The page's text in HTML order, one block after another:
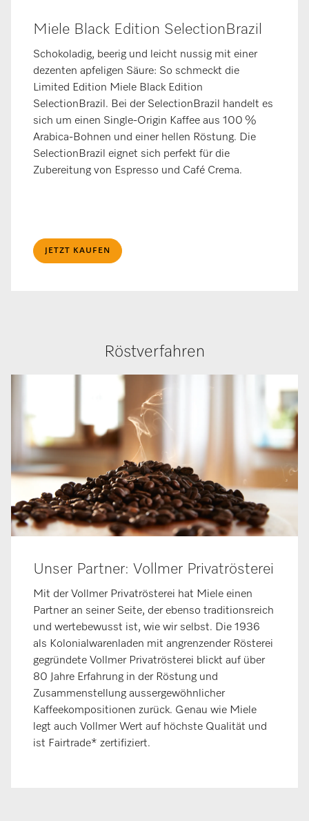
Miele Black Edition SelectionBrazil
Schokoladig, beerig und leicht nussig mit einer
dezenten apfeligen Säure: So schmeckt die
Limited Edition Miele Black Edition
SelectionBrazil. Bei der SelectionBrazil handelt es
sich um einen Single-Origin Kaffee aus 100 %
Arabica-Bohnen und einer hellen Röstung. Die
SelectionBrazil eignet sich perfekt für die
Zubereitung von Espresso und Café Crema.
JETZT KAUFEN
Röstverfahren
Unser Partner: Vollmer Privatrösterei
Mit der Vollmer Privatrösterei hat Miele einen
Partner an seiner Seite, der ebenso traditionsreich
und wertebewusst ist, wie wir selbst. Die 1936
als Kolonialwarenladen mit angrenzender Rösterei
gegründete Vollmer Privatrösterei blickt auf über
80 Jahre Erfahrung in der Röstung und
Zusammenstellung aussergewöhnlicher
Kaffeekompositionen zurück. Genau wie Miele
legt auch Vollmer Wert auf höchste Qualität und
ist Fairtrade* zertifiziert.